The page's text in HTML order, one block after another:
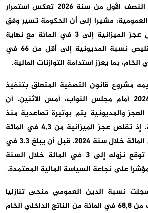
المالية المسجلة خلال النصف الأول من سنة 2026 تعكس استمرار
مشيرا إلى أن الحكومة تسير وفق
المسار المرسوم لخفض عجز الميزانية إلى 3 في المائة مع نهاية
السنة، بالتوازي مع تقليص نسبة المديونية إلى أقل من 66 في
الخام، بما يعزز استدامة التوازنات المالية.
مشروع قانون التصفية المتعلق بتنفيذ
قانون المالية لسنة 2024 أمام مجلس النواب، أمس الاثنين، أن
والمديونية يتم بوتيرة تصاعدية منذ
بداية الولاية الحكومية، إذ تقلص عجز الميزانية من 4,3 في المائة
سنة 2023 إلى 3.8 في المائة خلال سنة 2024، قبل أن يبلغ 3.3 في
المائة سنة 2025، مع توقع نزوله إلى 3 في المائة خلال السنة
مؤشرا على نجاعة السياسة المالية المعتمدة.
نسبة الدين العمومي منحى تنازليا
متواصلا، بعدما تراجعت من 68,8 في المائة من الناتج الداخلي الخام